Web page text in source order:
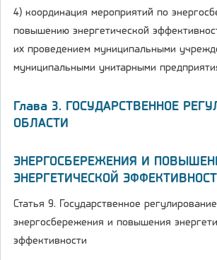
4) координация мероприятий по
повышению энергетической
их проведением муниципальными
муниципальными унитарными
Глава 3. ГОСУДАРСТВЕННОЕ
ОБЛАСТИ
ЭНЕРГОСБЕРЕЖЕНИЯ И
ЭНЕРГЕТИЧЕСКОЙ
Статья 9. Государственное
энергосбережения и повышения
эффективности